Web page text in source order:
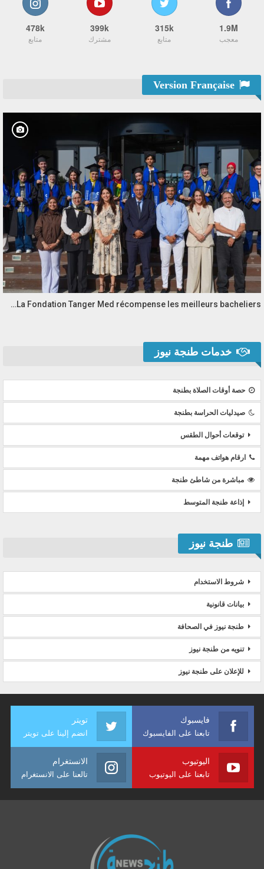
1.9M
معجب
315k
متابع
399k
مشترك
478k
متابع
La Fondation Tanger Med récompense les meilleurs bacheliers…
خدمات طنجة نيوز
حصة أوقات الصلاة بطنجة
صيدليات الحراسة بطنجة
توقعات أحوال الطقس
ارقام هواتف مهمة
مباشرة من شاطئ طنجة
إذاعة طنجة المتوسط
طنجة نيوز
شروط الاستخدام
بيانات قانونية
طنجة نيوز في الصحافة
تنويه من طنجة نيوز
للإعلان على طنجة نيوز
فايسبوك
تابعنا على الفايسبوك
تويتر
انضم إلينا على تويتر
اليوتيوب
تابعنا على اليوتيوب
الانستغرام
تالعنا على الانستغرام